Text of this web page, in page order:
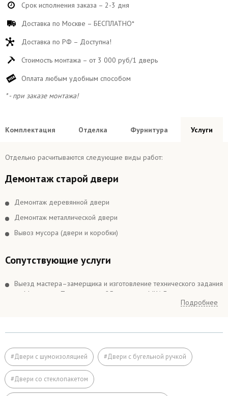
Срок исполнения заказа – 2-3 дня
Доставка по Москве – БЕСПЛАТНО*
Доставка по РФ – Доступна!
Стоимость монтажа – от 3 000 руб/1 дверь
Оплата любым удобным способом
* - при заказе монтажа!
Комплектация Отделка Фурнитура Услуги
Отдельно расчитываются следующие виды работ:
Демонтаж старой двери
Демонтаж деревянной двери
Демонтаж металлической двери
Вывоз мусора (двери и коробки)
Сопутствующие услуги
Выезд мастера–замерщика и изготовление технического задания
по Москве и в Подмосковье 25 км вокруг МКАДа
Выезд мастера–замерщика и изготовление технического задания
Подъём на этаж (если дверь не проходит по размеру в лифт)
Расширение дверного проема
Отделка
Подробнее
#Двери с шумоизоляцией #Двери с бугельной ручкой
#Двери со стеклопакетом